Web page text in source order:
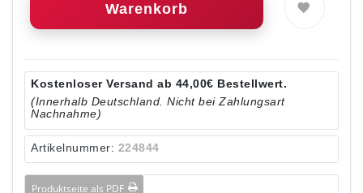
Warenkorb
Kostenloser Versand ab 44,00€ Bestellwert.
(Innerhalb Deutschland. Nicht bei Zahlungsart
Nachnahme)
Artikelnummer: 224844
Produktseite als PDF